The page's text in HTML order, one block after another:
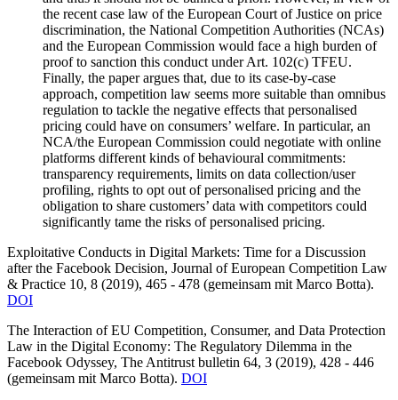
the recent case law of the European Court of Justice on price
discrimination, the National Competition Authorities (NCAs)
and the European Commission would face a high burden of
proof to sanction this conduct under Art. 102(c) TFEU.
Finally, the paper argues that, due to its case-by-case
approach, competition law seems more suitable than omnibus
regulation to tackle the negative effects that personalised
pricing could have on consumers’ welfare. In particular, an
NCA/the European Commission could negotiate with online
platforms different kinds of behavioural commitments:
transparency requirements, limits on data collection/user
profiling, rights to opt out of personalised pricing and the
obligation to share customers’ data with competitors could
significantly tame the risks of personalised pricing.
Exploitative Conducts in Digital Markets: Time for a Discussion
after the Facebook Decision, Journal of European Competition Law
& Practice 10, 8 (2019), 465 - 478 (gemeinsam mit Marco Botta).
DOI
The Interaction of EU Competition, Consumer, and Data Protection
Law in the Digital Economy: The Regulatory Dilemma in the
Facebook Odyssey, The Antitrust bulletin 64, 3 (2019), 428 - 446
(gemeinsam mit Marco Botta). DOI